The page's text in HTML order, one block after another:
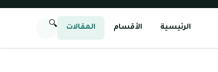
الرئيسية الأقسام المقالات 🔍